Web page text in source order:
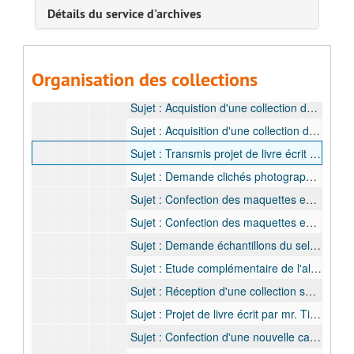
Détails du service d'archives
Organisation des collections
1913
Sujet : Reception autorisations et materiel demandés, 17 juillet 1914
Sujet : Acquistion d'une collection de fétiches à Londres, 16 janvier 1919
Sujet : Acquisition d'une collection de fetiches à Londres, 23 janvier 1919
Sujet : Transmis projet de livre écrit par mr. Tits, 14 mai 1919
Sujet : Demande clichés photographiques pour salles ethnographiques de l'alimentation indigène, 3 mai 1919 - 5 juin 1919
Sujet : Confection des maquettes en platre teint, 5 juin 1919
Sujet : Confection des maquettes en platre teint, 13 juin 1919
Sujet : Demande échantillons du sel indigène, 17 janvier 1919
Sujet : Etude complémentaire de l'alimentation indigène, 4 juin 1919
Sujet : Réception d'une collection sans renseignements de provenance et Description situation de la collection ethnographique, 25 juillet 1919
Sujet : Projet de livre écrit par mr. Tits, 1 août 1919 - 3 octobre 1919
Sujet : Confection d'une nouvelle carte ethnographique du Congo Belge et envoi d'une expédition dans l'Urundi et le Ruanda, 27 août 1919 - 10 septembre 1919